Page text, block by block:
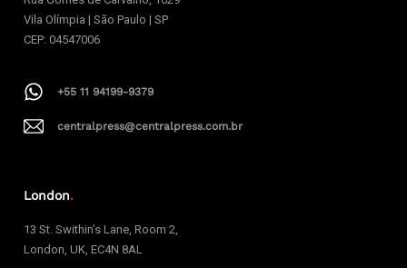
Vila Olímpia | São Paulo | SP
CEP: 04547006
+55 11 94199-9379
centralpress@centralpress.com.br
London.
13 St. Swithin’s Lane, Room 2,
London, UK, EC4N 8AL